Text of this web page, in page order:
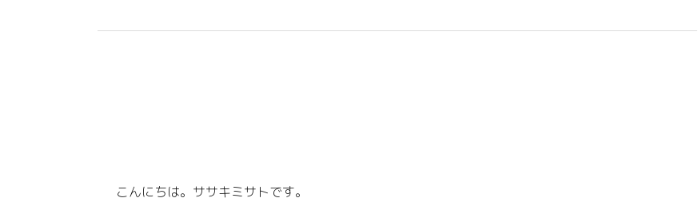
こんにちは。ササキミサトです。